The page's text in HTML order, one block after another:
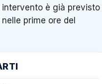
è già previsto
prime ore del